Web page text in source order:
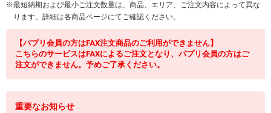
最短納期および最小ご注文数量は、商品、エリア、ご注文内容によって異な
ります。詳細は各商品ページにてご確認ください。
【パプリ会員の方はFAX注文商品のご利用ができません】
こちらのサービスはFAXによるご注文となり、パプリ会員の方はご
注文ができません。予めご了承ください。
重要なお知らせ